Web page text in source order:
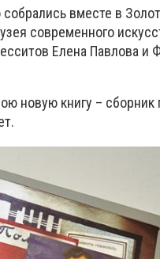
собрались вместе в
современного
Елена Павлова и
новую книгу – сборник